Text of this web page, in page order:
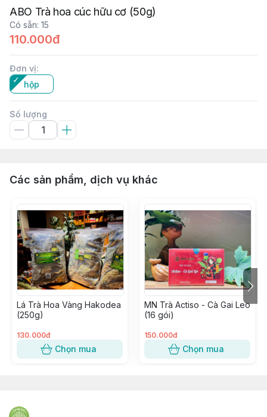
ABO Trà hoa cúc hữu cơ (50g)
Có sẵn: 15
110.000đ
Đơn vị:
hộp
Số lượng
Các sản phẩm, dịch vụ khác
Lá Trà Hoa Vàng Hakodea
(250g)
130.000đ
Chọn mua
MN Trà Actiso - Cà Gai Leo
(16 gói)
150.000đ
Chọn mua